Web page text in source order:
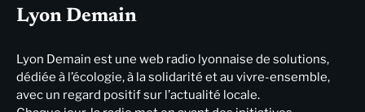
Lyon Demain
Lyon Demain est une web radio lyonnaise de solutions,
dédiée à l’écologie, à la solidarité et au vivre-ensemble,
avec un regard positif sur l’actualité locale.